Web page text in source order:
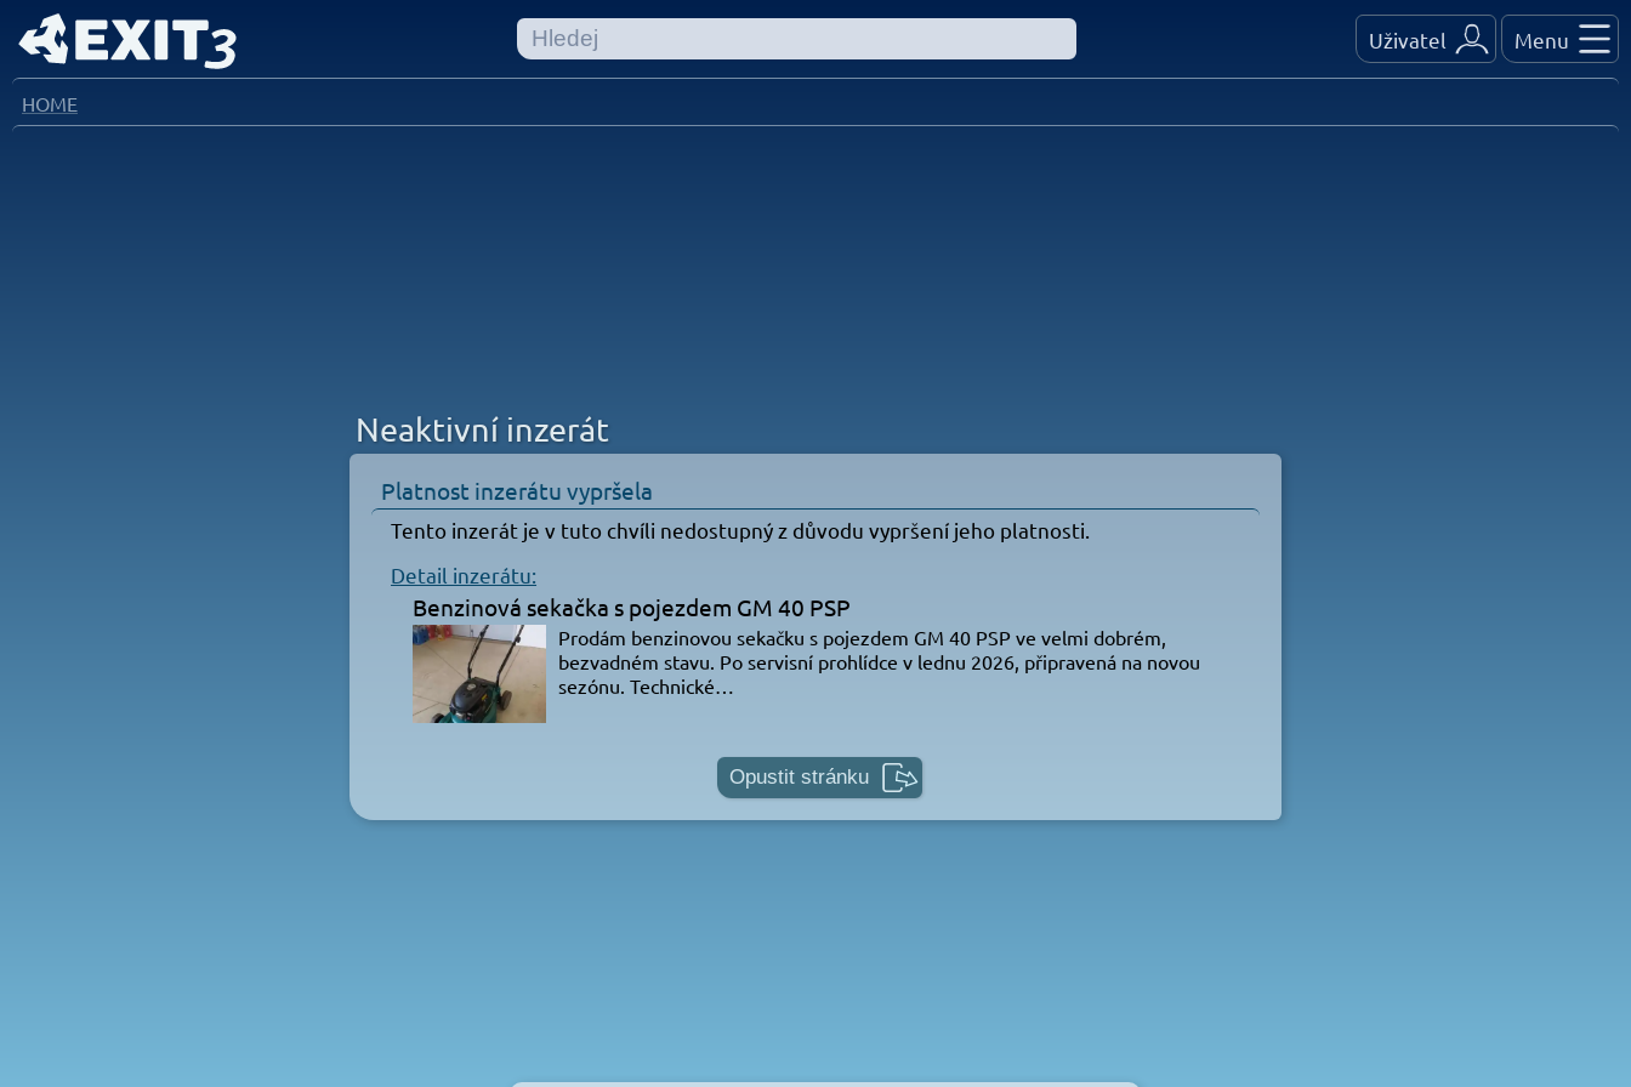
Uživatel Menu
HOME
Neaktivní inzerát
Platnost inzerátu vypršela
Tento inzerát je v tuto chvíli nedostupný z důvodu vypršení jeho platnosti.
Detail inzerátu:
Benzinová sekačka s pojezdem GM 40 PSP
Prodám benzinovou sekačku s pojezdem GM 40 PSP ve velmi dobrém,
bezvadném stavu. Po servisní prohlídce v lednu 2026, připravená na novou
sezónu. Technické…
Opustit stránku